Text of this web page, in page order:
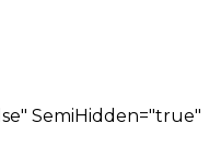
SemiHidden="true"